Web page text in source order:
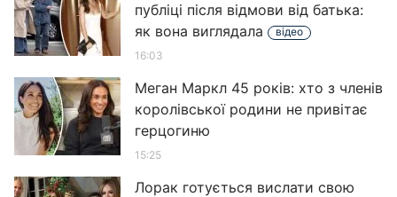
публіці після відмови від батька:
як вона виглядала
відео
16:03
Меган Маркл 45 років: хто з членів
королівської родини не привітає
герцогиню
15:25
Лорак готується вислати свою